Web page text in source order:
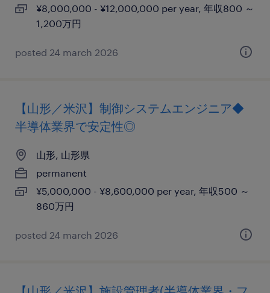
¥8,000,000 - ¥12,000,000 per year, 年収800 ～
1,200万円
posted 24 march 2026
【山形／米沢】制御システムエンジニア◆
半導体業界で安定性◎
山形, 山形県
permanent
¥5,000,000 - ¥8,600,000 per year, 年収500 ～
860万円
posted 24 march 2026